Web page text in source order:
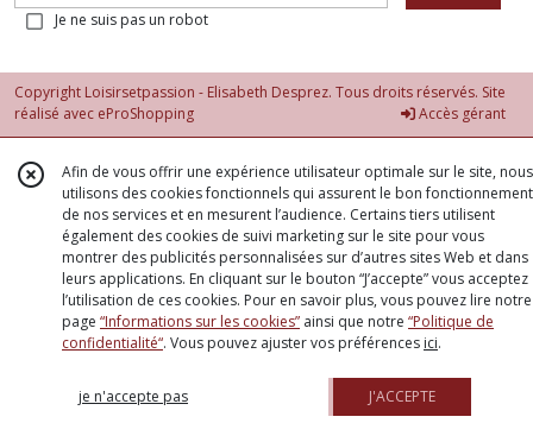
Je ne suis pas un robot
Copyright Loisirsetpassion - Elisabeth Desprez. Tous droits réservés. Site
réalisé avec eProShopping Accès gérant
Afin de vous offrir une expérience utilisateur optimale sur le site, nous
utilisons des cookies fonctionnels qui assurent le bon fonctionnement
de nos services et en mesurent l’audience. Certains tiers utilisent
également des cookies de suivi marketing sur le site pour vous
montrer des publicités personnalisées sur d’autres sites Web et dans
leurs applications. En cliquant sur le bouton “J’accepte” vous acceptez
l’utilisation de ces cookies. Pour en savoir plus, vous pouvez lire notre
page “Informations sur les cookies” ainsi que notre “Politique de
confidentialité“. Vous pouvez ajuster vos préférences ici.
je n'accepte pas J'ACCEPTE